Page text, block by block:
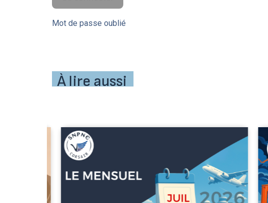
Mot de passe oublié
À lire aussi